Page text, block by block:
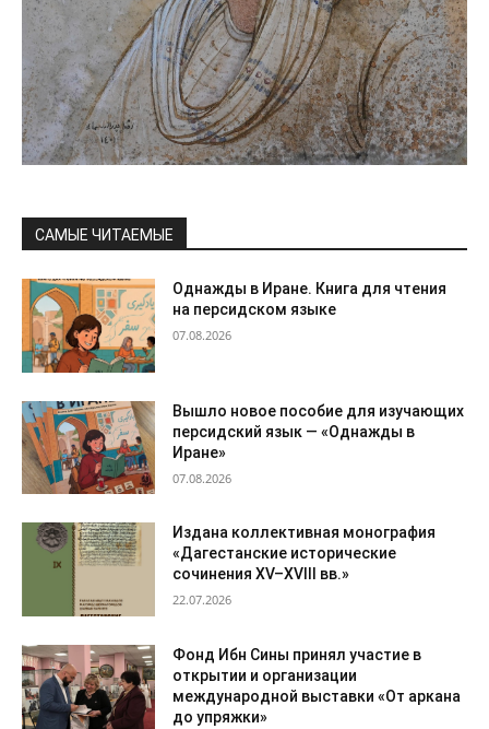
САМЫЕ ЧИТАЕМЫЕ
Однажды в Иране. Книга для чтения
на персидском языке
07.08.2026
Вышло новое пособие для изучающих
персидский язык — «Однажды в
Иране»
07.08.2026
Издана коллективная монография
«Дагестанские исторические
сочинения XV–XVIII вв.»
22.07.2026
Фонд Ибн Сины принял участие в
открытии и организации
международной выставки «От аркана
до упряжки»